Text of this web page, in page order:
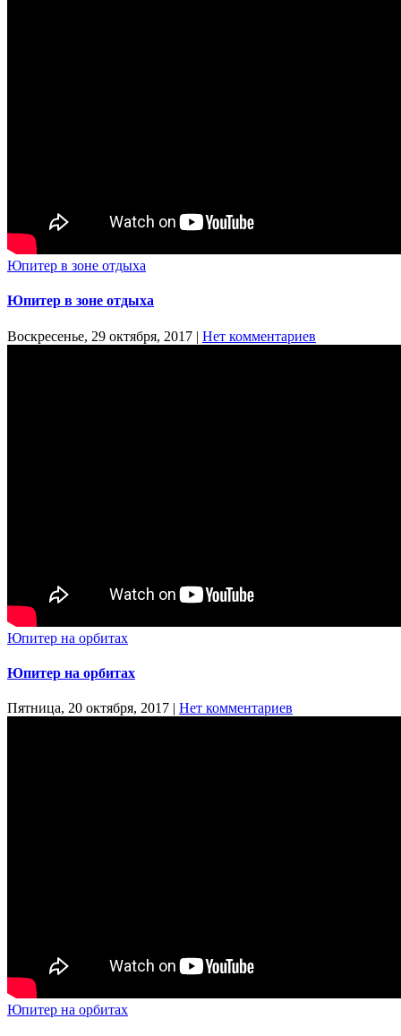
Юпитер в зоне отдыха
Юпитер в зоне отдыха
Воскресенье, 29 октября, 2017 | Нет комментариев
Юпитер на орбитах
Юпитер на орбитах
Пятница, 20 октября, 2017 | Нет комментариев
Юпитер на орбитах